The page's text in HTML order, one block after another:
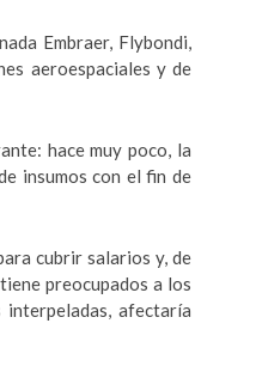
Embraer, Flybondi,
aeroespaciales y de
hace muy poco, la
insumos con el fin de
cubrir salarios y, de
preocupados a los
afectaría